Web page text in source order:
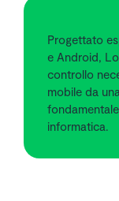
Progettato
e Android,
controllo
mobile da
informatica.